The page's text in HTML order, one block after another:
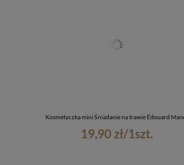
Kosmetyczka mini Śniadanie na trawie Édouard
19,90 zł/1szt.